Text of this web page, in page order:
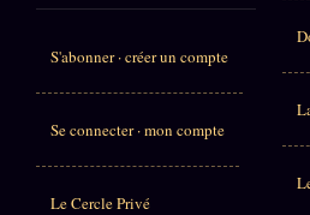
S'abonner · créer un compte
Se connecter · mon compte
Le Cercle Privé